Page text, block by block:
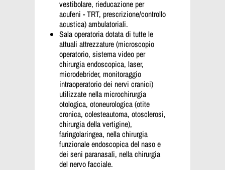
vestibolare, rieducazione per
acufeni - TRT, prescrizione/controllo
acustica) ambulatoriali.
Sala operatoria dotata di tutte le
attuali attrezzature (microscopio
operatorio, sistema video per
chirurgia endoscopica, laser,
microdebrider, monitoraggio
intraoperatorio dei nervi cranici)
utilizzate nella microchirurgia
otologica, otoneurologica (otite
cronica, colesteautoma, otosclerosi,
chirurgia della vertigine),
faringolaringea, nella chirurgia
funzionale endoscopica del naso e
dei seni paranasali, nella chirurgia
del nervo facciale.